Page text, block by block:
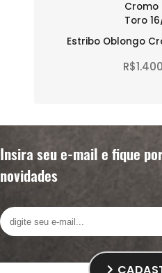
Estribo Oblongo
Insira seu e-mail e fique
novidades